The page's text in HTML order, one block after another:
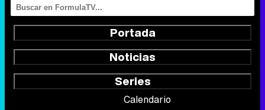
Portada
Noticias
Series
Calendario